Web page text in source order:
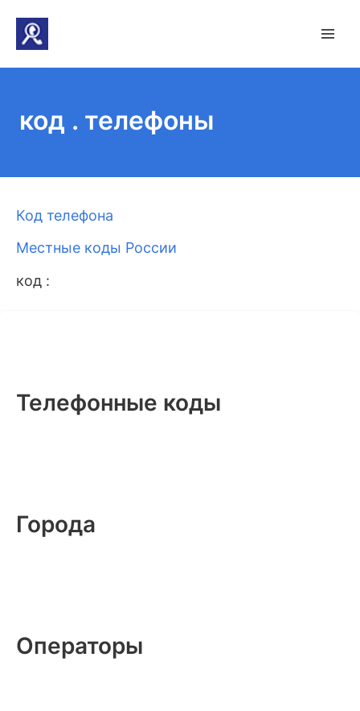
код . телефоны
Код телефона
Местные коды России
код :
Телефонные коды
Города
Операторы